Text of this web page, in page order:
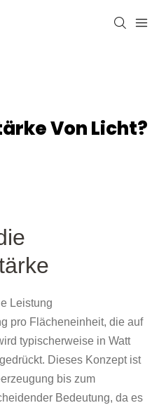
Von Licht?
Leistung
pro Flächeneinheit, die auf
typischerweise in Watt
Dieses Konzept ist
bis zum
Bedeutung, da es